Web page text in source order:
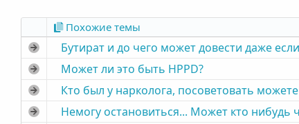
Похожие темы
Бутират и до чего может довести даже
Может ли это быть HPPD?
Кто был у нарколога, посоветовать
Немогу остановиться... Может кто нибудь